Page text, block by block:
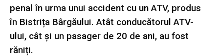
penal în urma unui accident cu un ATV, produs
în Bistrița Bârgăului. Atât conducătorul ATV-
ului, cât și un pasager de 20 de ani, au fost
răniți.